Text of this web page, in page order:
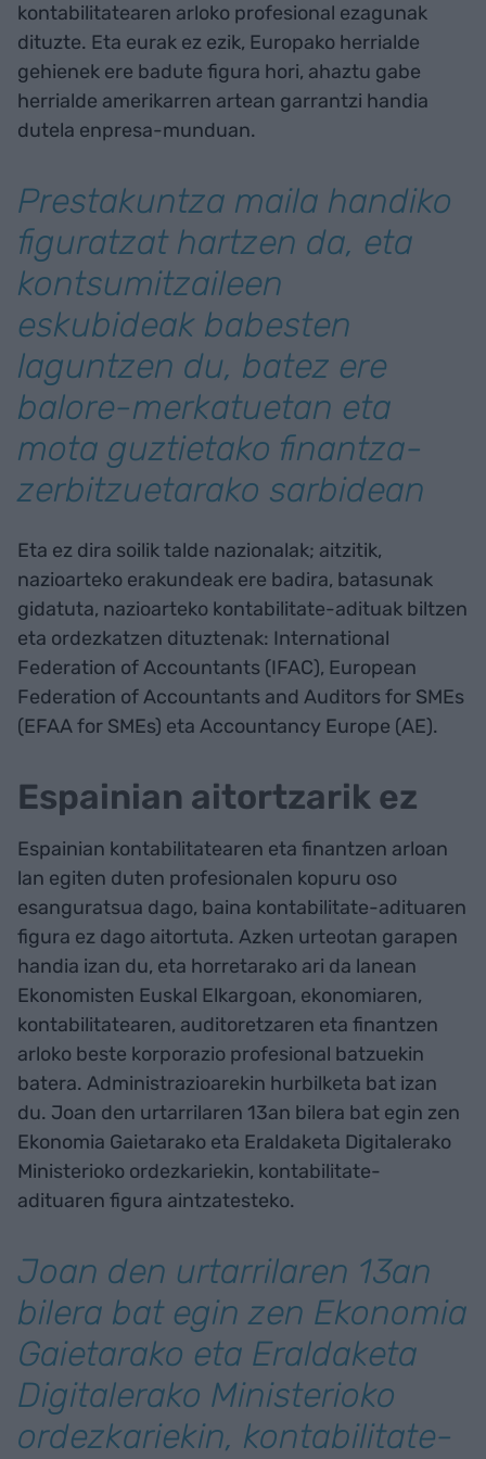
kontabilitatearen arloko profesional ezagunak
dituzte. Eta eurak ez ezik, Europako herrialde
gehienek ere badute figura hori, ahaztu gabe
herrialde amerikarren artean garrantzi handia
dutela enpresa-munduan.
Prestakuntza maila handiko
figuratzat hartzen da, eta
kontsumitzaileen
eskubideak babesten
laguntzen du, batez ere
balore-merkatuetan eta
mota guztietako finantza-
zerbitzuetarako sarbidean
Eta ez dira soilik talde nazionalak; aitzitik,
nazioarteko erakundeak ere badira, batasunak
gidatuta, nazioarteko kontabilitate-adituak biltzen
eta ordezkatzen dituztenak: International
Federation of Accountants (IFAC), European
Federation of Accountants and Auditors for SMEs
(EFAA for SMEs) eta Accountancy Europe (AE).
Espainian aitortzarik ez
Espainian kontabilitatearen eta finantzen arloan
lan egiten duten profesionalen kopuru oso
esanguratsua dago, baina kontabilitate-adituaren
figura ez dago aitortuta. Azken urteotan garapen
handia izan du, eta horretarako ari da lanean
Ekonomisten Euskal Elkargoan, ekonomiaren,
kontabilitatearen, auditoretzaren eta finantzen
arloko beste korporazio profesional batzuekin
batera. Administrazioarekin hurbilketa bat izan
du. Joan den urtarrilaren 13an bilera bat egin zen
Ekonomia Gaietarako eta Eraldaketa Digitalerako
Ministerioko ordezkariekin, kontabilitate-
adituaren figura aintzatesteko.
Joan den urtarrilaren 13an
bilera bat egin zen Ekonomia
Gaietarako eta Eraldaketa
Digitalerako Ministerioko
ordezkariekin, kontabilitate-